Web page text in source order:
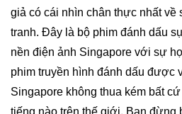
giả có cái nhìn chân thực nhất về
tranh. Đây là bộ phim đánh dấu
nền điện ảnh Singapore với sự
phim truyền hình đánh dấu được
Singapore không thua kém bất
tiếng nào trên thế giới. Bạn đừng